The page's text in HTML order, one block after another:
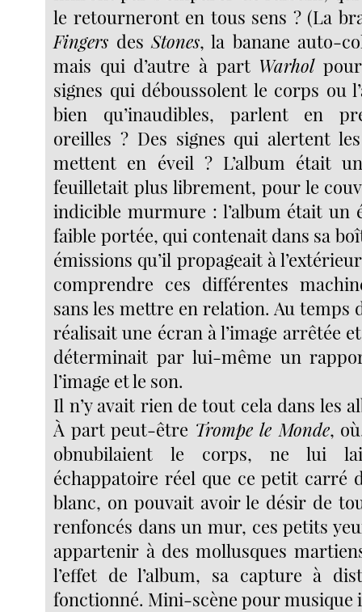
le retourneront en tous sens ? (La
Fingers desStones, la banane auto-
mais qui d’autre à part Warholpour
signes qui déboussolent le corps ou
bien qu’inaudibles, parlent en
oreilles ? Des signes qui alertent
mettent en éveil ? L’album était
feuilletait plus librement, pour le
indicible murmure : l’album était un
faible portée, qui contenait dans sa
émissions qu’il propageait à
comprendre ces différentes
sans les mettre en relation. Au temps
réalisait une écran à l’image arrêtée
déterminait par lui-même un
l’image et le son.
Il n’y avait rien de tout cela dans les
À part peut-être Trompe le Monde,
obnubilaient le corps, ne lui
échappatoire réel que ce petit carré
blanc, on pouvait avoir le désir de
renfoncés dans un mur, ces petits
appartenir à des mollusques
l’effet de l’album, sa capture à
fonctionné. Mini-scène pour musique